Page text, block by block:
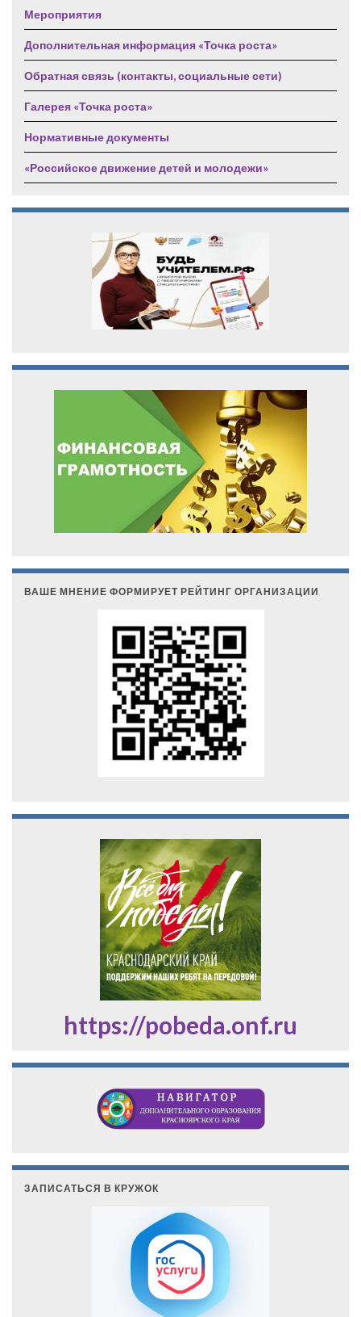
Мероприятия
Дополнительная информация «Точка роста»
Обратная связь (контакты, социальные сети)
Галерея «Точка роста»
Нормативные документы
«Российское движение детей и молодежи»
ВАШЕ МНЕНИЕ ФОРМИРУЕТ РЕЙТИНГ ОРГАНИЗАЦИИ
https://pobeda.onf.ru
ЗАПИСАТЬСЯ В КРУЖОК